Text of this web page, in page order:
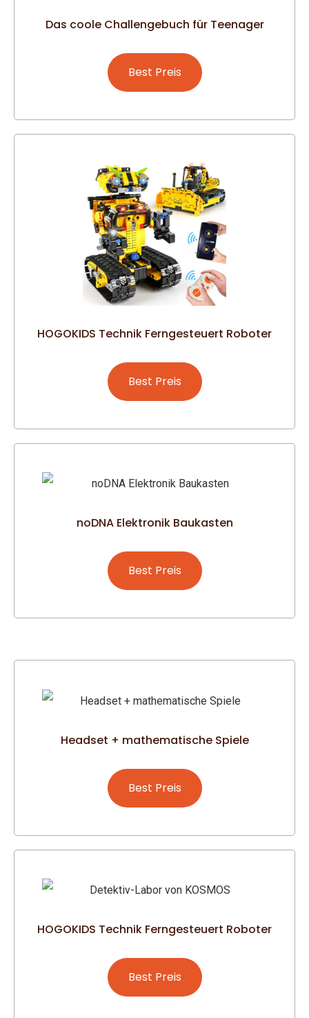
Das coole Challengebuch für Teenager
Best Preis
HOGOKIDS Technik Ferngesteuert Roboter
Best Preis
noDNA Elektronik Baukasten
Best Preis
Headset + mathematische Spiele
Best Preis
HOGOKIDS Technik Ferngesteuert Roboter
Best Preis